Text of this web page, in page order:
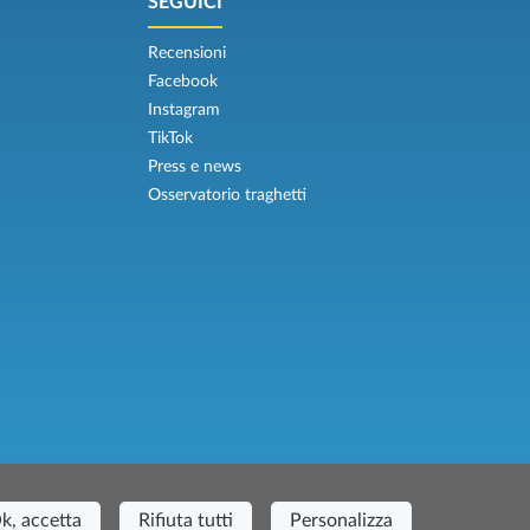
Recensioni
Facebook
Instagram
TikTok
Press e news
Osservatorio traghetti
Casa del Duca, 1 - 57037 Portoferraio (LI)
accetta Rifiuta tutti Personalizza